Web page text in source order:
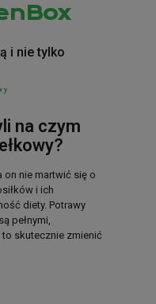
i nie tylko
na czym
on nie martwić się o
i ich
diety. Potrawy
pełnymi,
skutecznie zmienić